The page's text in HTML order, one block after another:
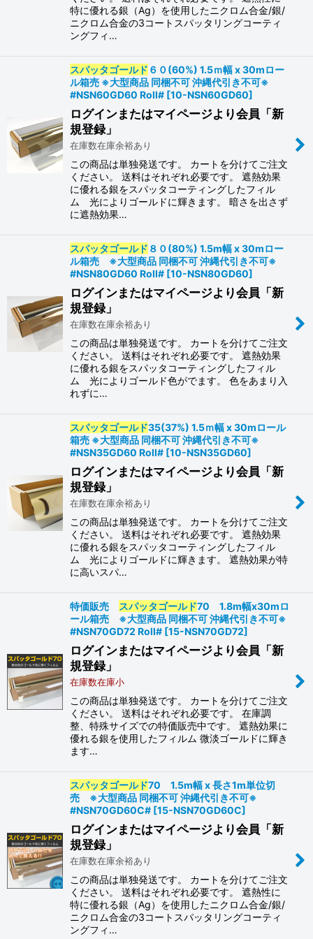
特に優れる銀（Ag）を使用したニクロム合金/銀/
ニクロム合金の3コートスパッタリングコーティ
ングフィ…
スパッタゴールド ６０(60%) 1.5ｍ幅 x 30mロー
ル箱売 ※大型商品 同梱不可 沖縄代引き不可※
#NSN60GD60 Roll# [10-NSN60GD60]
ログインまたはマイページより会員「新
規登録」
在庫数在庫余裕あり
この商品は単独発送です。 カートを分けてご注文
ください。 送料はそれぞれ必要です。 遮熱効果
に優れる銀をスパッタコーティングしたフィル
ム 光によりゴールドに輝きます。 暗さを出さず
に遮熱効果…
スパッタゴールド ８０(80%) 1.5m幅 x 30mロー
ル箱売 ※大型商品 同梱不可 沖縄代引き不可※
#NSN80GD60 Roll# [10-NSN80GD60]
ログインまたはマイページより会員「新
規登録」
在庫数在庫余裕あり
この商品は単独発送です。 カートを分けてご注文
ください。 送料はそれぞれ必要です。 遮熱効果
に優れる銀をスパッタコーティングしたフィル
ム 光によりゴールド色がでます。 色をあまり入
れずに…
スパッタゴールド35(37%) 1.5ｍ幅 x 30mロール
箱売 ※大型商品 同梱不可 沖縄代引き不可※
#NSN35GD60 Roll# [10-NSN35GD60]
ログインまたはマイページより会員「新
規登録」
在庫数在庫余裕あり
この商品は単独発送です。 カートを分けてご注文
ください。 送料はそれぞれ必要です。 遮熱効果
に優れる銀をスパッタコーティングしたフィル
ム 光によりゴールドに輝きます。 遮熱効果が特
に高いスパ…
特価販売 スパッタゴールド70 1.8m幅x30mロ
ール箱売 ※大型商品 同梱不可 沖縄代引き不可※
#NSN70GD72 Roll# [15-NSN70GD72]
ログインまたはマイページより会員「新
規登録」
在庫数在庫小
この商品は単独発送です。 カートを分けてご注文
ください。 送料はそれぞれ必要です。 在庫調
整、特殊サイズでの特価販売中です。 遮熱効果に
優れる銀を使用したフィルム 微淡ゴールドに輝き
ます…
スパッタゴールド70 1.5m幅 x 長さ1m単位切
売 ※大型商品 同梱不可 沖縄代引き不可※
#NSN70GD60C# [15-NSN70GD60C]
ログインまたはマイページより会員「新
規登録」
在庫数在庫余裕あり
この商品は単独発送です。 カートを分けてご注文
ください。 送料はそれぞれ必要です。 遮熱性に
特に優れる銀（Ag）を使用したニクロム合金/銀/
ニクロム合金の3コートスパッタリングコーティ
ングフィ…